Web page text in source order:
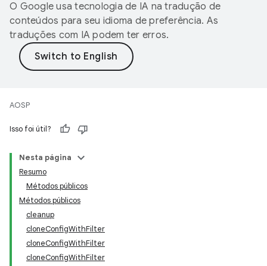
O Google usa tecnologia de IA na tradução de
conteúdos para seu idioma de preferência. As
traduções com IA podem ter erros.
AOSP
Isso foi útil?
Nesta página
Resumo
Métodos públicos
Métodos públicos
cleanup
cloneConfigWithFilter
cloneConfigWithFilter
cloneConfigWithFilter